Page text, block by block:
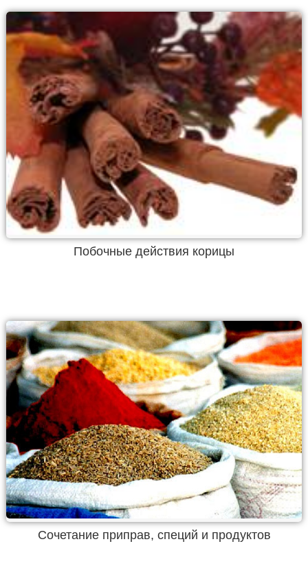
Побочные действия корицы
Сочетание приправ, специй и продуктов